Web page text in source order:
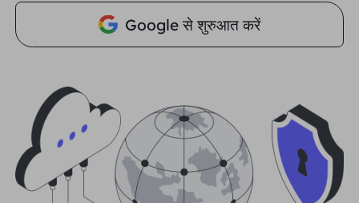
लंबे समय से अभिनय आईएसपी प्रॉक्सी
स्थिर डेटा केंद्र एजेंट
लंबे समय से अभिनय आईएसपी प्रॉक्सी
ब्रांड संरक्षण
एसईओ निगरानी
विज्ञापन सत्यापन
भागीदार
संबद्ध कार्यक्रम
भागीदारों
मुफ़्त उपकरण
प्रॉक्सी चेकर
अक्सर पूछे जाने वाले प्रश्न
ब्लॉग
हिंदी
中文
English
आनंद लेना 77% की छूट और अभी कार्य करें!
आवासीय $0/GB असीमित $0/दिन
Google से शुरुआत करें